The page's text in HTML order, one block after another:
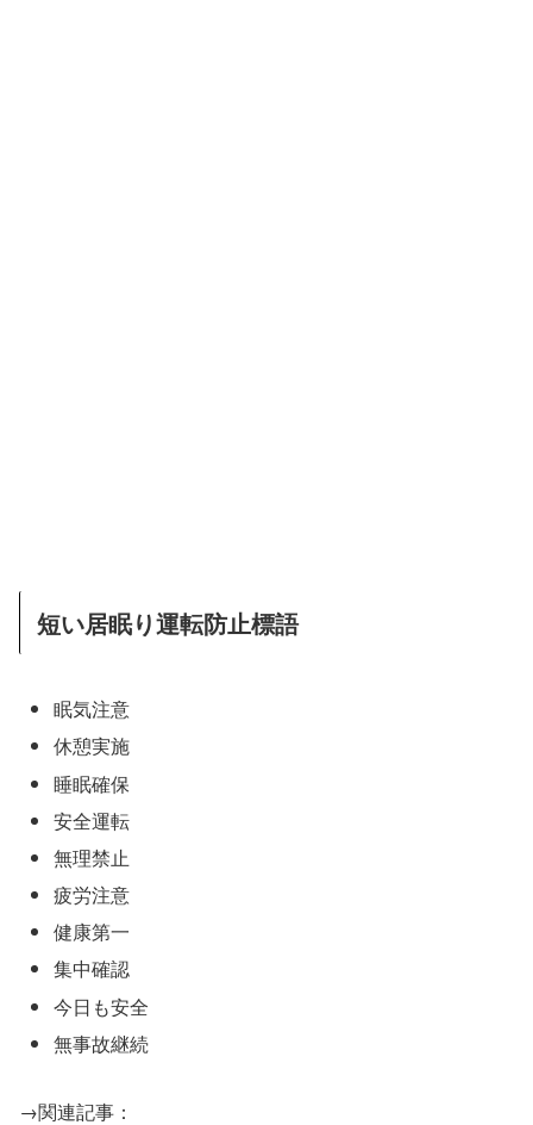
短い居眠り運転防止標語
眠気注意
休憩実施
睡眠確保
安全運転
無理禁止
疲労注意
健康第一
集中確認
今日も安全
無事故継続
→関連記事：